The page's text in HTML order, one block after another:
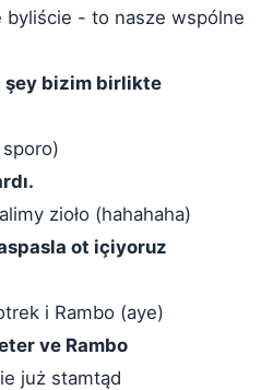
byliście - to nasze wspólne
şey bizim birlikte
zioło (hahahaha)
ot içiyoruz
i Rambo (aye)
ve Rambo
już stamtąd